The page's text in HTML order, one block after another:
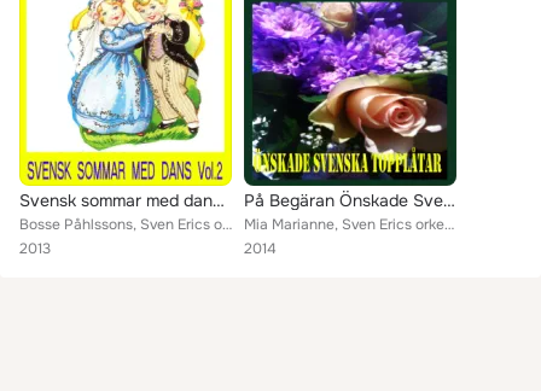
Svensk sommar med dans nummer två
Bosse Påhlssons, Sven Erics orkester, Dennis, Hasse Lewins, Lars Russell, Claes Lennarth Club, Folke Lindesjös orkester, Eddie C...
2013
På Begäran Önskade Svenska Topp Låtar
Mia Marianne, Sven Erics orkester, Hasse Lewins, Eddie Cesons, Alfies, Benny Lawins Orkester, Charlies, Allfies, Thory Berhards,...
2014